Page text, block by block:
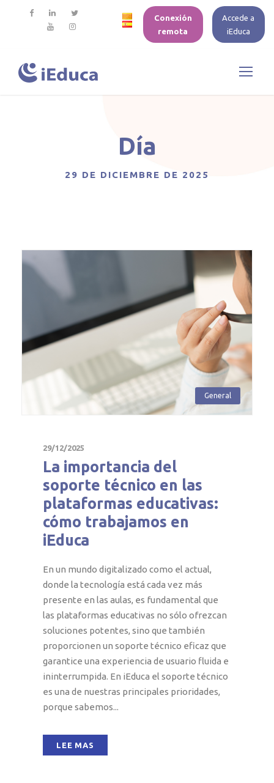
Conexión
remota
Accede a
iEduca
Día
29 DE DICIEMBRE DE 2025
General
29/12/2025
La importancia del
soporte técnico en las
plataformas educativas:
cómo trabajamos en
iEduca
En un mundo digitalizado como el actual,
donde la tecnología está cada vez más
presente en las aulas, es fundamental que
las plataformas educativas no sólo ofrezcan
soluciones potentes, sino que también
proporcionen un soporte técnico eficaz que
garantice una experiencia de usuario fluida e
ininterrumpida. En iEduca el soporte técnico
es una de nuestras principales prioridades,
porque sabemos...
LEE MAS